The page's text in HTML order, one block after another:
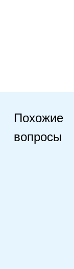
Похожие
вопросы